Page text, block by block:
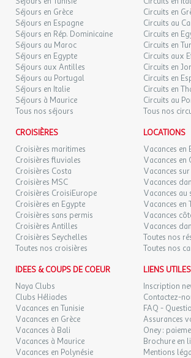
Dates d'ouverture : Ouvert en
Emplacement : Sur place
Prix : Payant
Accrobranche
Distance : 30km
Emplacement : En dehors de
Parc animalier/Zoo
Distance : 20km
Emplacement : En dehors de
Loisir
Description : Salle de jeux
Loisir
Distance : 20km
Emplacement : En dehors de
Description : Vélorail
Karting
Distance : 15km
Emplacement : En dehors de
Distance : 20km
Emplacement : En dehors de
Description : Escalade
Etablissement
Les atouts de l'Établissement
Séjours en Grèce
Séjours en Espagne
Séjours en Rép. Dominicaine
Séjours au Maroc
Séjours en Egypte
Séjours aux Antilles
Séjours au Portugal
Séjours en Italie
Séjours à Maurice
Tous nos séjours
Circuits en
Circuits au
Circuits en
Circuits en
Circuits aux
Circuits en
Circuits en
Circuits en
Circuits au
Tous nos
CROISIÈRES
Croisières maritimes
Croisières fluviales
Croisières Costa
Croisières MSC
Croisières CroisiEurope
Croisières en Egypte
Croisières sans permis
Croisières Antilles
Croisières Seychelles
Toutes nos croisières
LOCATIONS
Vacances en
Vacances en
Vacances
Vacances
Vacances au
Vacances en
Vacances
Vacances
Toutes nos
Toutes nos
IDEES & COUPS DE COEUR
Naya Clubs
Clubs Héliades
Vacances en Tunisie
Vacances en Grèce
Vacances à Bali
Vacances à Maurice
Vacances en Polynésie
LIENS UTILES
Inscription
Contactez-
FAQ -
Assurances
Oney :
Brochure en
Mentions